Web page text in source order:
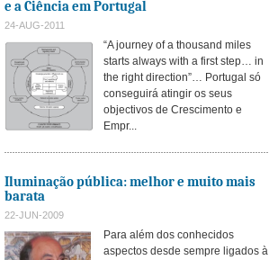
e a Ciência em Portugal
24-AUG-2011
“A journey of a thousand miles
starts always with a first step… in
the right direction”… Portugal só
conseguirá atingir os seus
objectivos de Crescimento e
Empr...
Iluminação pública: melhor e muito mais
barata
22-JUN-2009
Para além dos conhecidos
aspectos desde sempre ligados à